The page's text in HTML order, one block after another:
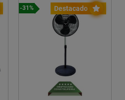
Destacado
-31%